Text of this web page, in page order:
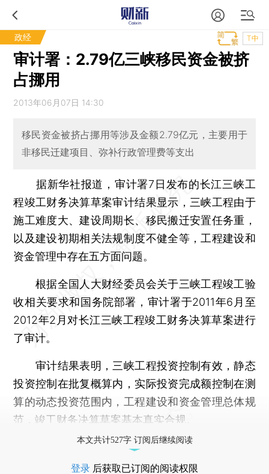
政经 T中
审计署：2.79亿三峡移民资金被挤
占挪用
2013年06月07日 14:30
移民资金被挤占挪用等涉及金额2.79亿元，主要用于
非移民迁建项目、弥补行政管理费等支出
据新华社报道，审计署7日发布的长江三峡工
程竣工财务决算草案审计结果显示，三峡工程由于
施工难度大、建设周期长、移民搬迁安置任务重，
以及建设初期相关法规制度不健全等，工程建设和
资金管理中存在五方面问题。
根据全国人大财经委员会关于三峡工程竣工验
收相关要求和国务院部署，审计署于2011年6月至
2012年2月对长江三峡工程竣工财务决算草案进行
了审计。
审计结果表明，三峡工程投资控制有效，静态
投资控制在批复概算内，实际投资完成额控制在测
算的动态投资范围内，工程建设和资金管理总体规
范，竣工财务决算草案基本真实合规。
本文共计527字 订阅后继续阅读
登录 后获取已订阅的阅读权限